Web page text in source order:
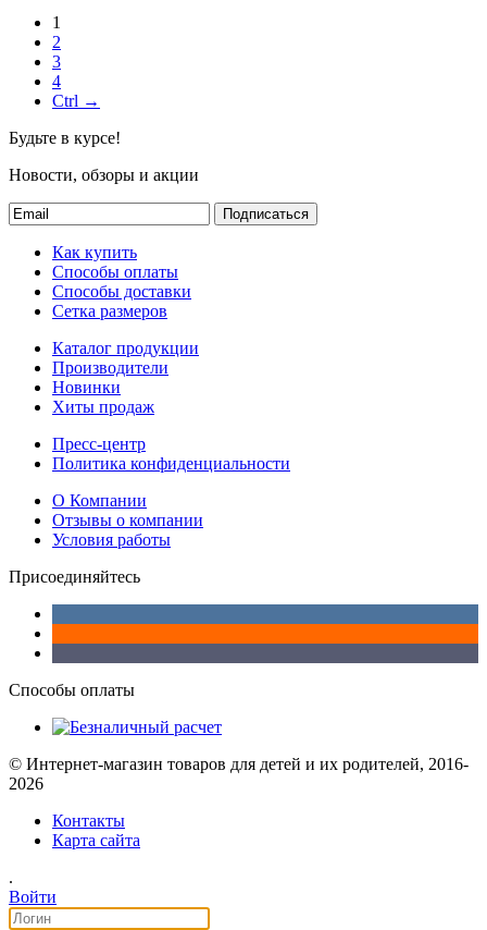
1
2
3
4
Ctrl →
Будьте в курсе!
Новости, обзоры и акции
Подписаться
Как купить
Способы оплаты
Способы доставки
Сетка размеров
Каталог продукции
Производители
Новинки
Хиты продаж
Пресс-центр
Политика конфиденциальности
О Компании
Отзывы о компании
Условия работы
Присоединяйтесь
Способы оплаты
© Интернет-магазин товаров для детей и их родителей, 2016-
2026
Контакты
Карта сайта
.
Войти